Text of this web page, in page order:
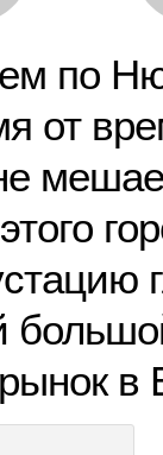
по
от
в